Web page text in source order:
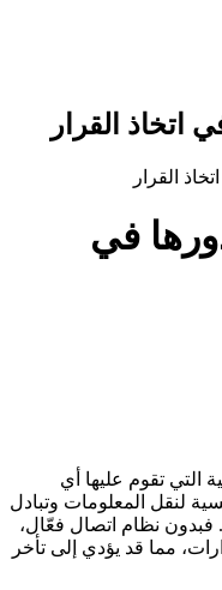
اتخاذ القرار
القرار
في
التي تقوم عليها أي
لنقل المعلومات وتبادل
فبدون نظام اتصال فعّال،
مما قد يؤدي إلى تأخر